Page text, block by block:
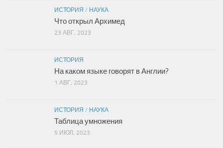
ИСТОРИЯ / НАУКА
Что открыл Архимед
23 АВГ, 2023
ИСТОРИЯ
На каком языке говорят в Англии?
1 АВГ, 2023
ИСТОРИЯ / НАУКА
Таблица умножения
5 ИЮЛ, 2023